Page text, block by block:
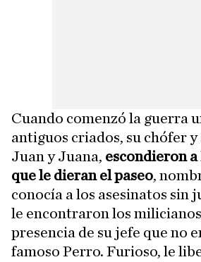
Cuando comenzó la guerra
antiguos criados, su chófer y
Juan y Juana, escondieron
que le dieran el paseo,
conocía a los asesinatos sin
le encontraron los
presencia de su jefe que no
famoso Perro. Furioso, le